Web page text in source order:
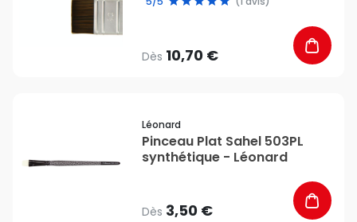
Dès 10,70 €
Léonard
Pinceau Plat Sahel 503PL
synthétique - Léonard
Dès 3,50 €